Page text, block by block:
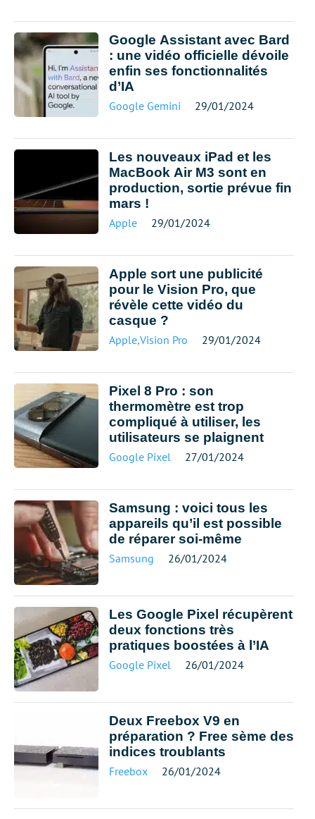
Google Assistant avec Bard
: une vidéo officielle dévoile
enfin ses fonctionnalités
d’IA
Google Gemini 29/01/2024
Les nouveaux iPad et les
MacBook Air M3 sont en
production, sortie prévue fin
mars !
Apple 29/01/2024
Apple sort une publicité
pour le Vision Pro, que
révèle cette vidéo du
casque ?
Apple,Vision Pro 29/01/2024
Pixel 8 Pro : son
thermomètre est trop
compliqué à utiliser, les
utilisateurs se plaignent
Google Pixel 27/01/2024
Samsung : voici tous les
appareils qu’il est possible
de réparer soi-même
Samsung 26/01/2024
Les Google Pixel récupèrent
deux fonctions très
pratiques boostées à l’IA
Google Pixel 26/01/2024
Deux Freebox V9 en
préparation ? Free sème des
indices troublants
Freebox 26/01/2024